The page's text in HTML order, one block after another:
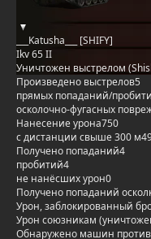
___Katusha___ [SHIFY]
Ikv 65 II
Уничтожен выстрелом
Произведено выстрелов5
прямых попаданий/
осколочно-фугасных
Нанесение урона750
с дистанции свыше 300 м
Получено попаданий4
пробитий4
не нанёсших урон0
Получено попаданий
Урон, заблокированный
Урон союзникам
Обнаружено машин